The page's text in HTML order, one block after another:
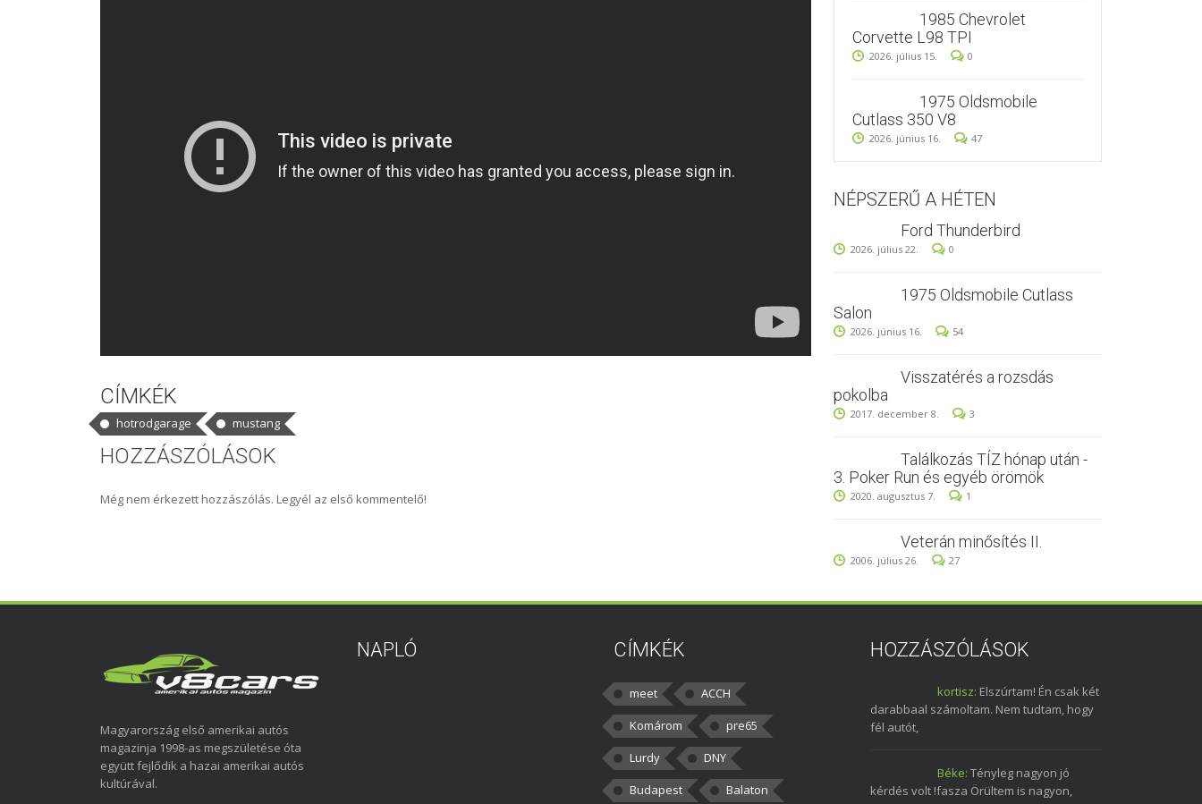
CÍMKÉK
hotrodgarage mustang
HOZZÁSZÓLÁSOK
Még nem érkezett hozzászólás. Legyél az első kommentelő!
1985 Chevrolet
Corvette L98 TPI
2026. július 15. 0
1975 Oldsmobile
Cutlass 350 V8
2026. június 16. 47
NÉPSZERŰ A HÉTEN
Ford Thunderbird
2026. július 22. 0
1975 Oldsmobile Cutlass
Salon
2026. június 16. 54
Visszatérés a rozsdás
pokolba
2017. december 8. 3
Találkozás TÍZ hónap után -
3. Poker Run és egyéb örömök
2020. augusztus 7. 1
Veterán minősítés II.
2006. július 26. 27
Magyarország első amerikai autós
magazinja 1998-as megszületése óta
együtt fejlődik a hazai amerikai autós
kultúrával.
NAPLÓ CÍMKÉK
meet
ACCH
Komárom
pre65
Lurdy
DNY
Budapest
Balaton
HOZZÁSZÓLÁSOK
kortisz: Elszúrtam! Én csak két
darabbaal számoltam. Nem tudtam, hogy
fél autót,
Béke: Tényleg nagyon jó
kérdés volt !fasza Örültem is nagyon,